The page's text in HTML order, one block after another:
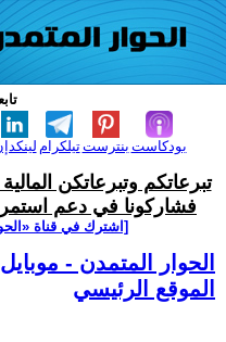
تيلكرامبنترست بودكاست
تبرعاتكم وتبرعاتكن
فشاركونا في دعم
[اشترك في قناة
الحوار المتمدن - موبايل
الموقع الرئيسي